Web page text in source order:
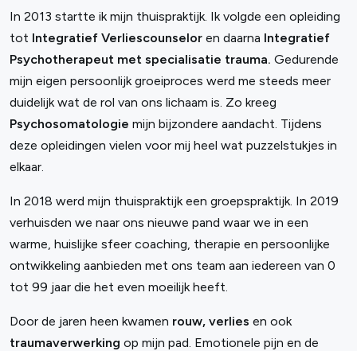
In 2013 startte ik mijn thuispraktijk. Ik volgde een opleiding
tot Integratief Verliescounselor en daarna Integratief
Psychotherapeut met specialisatie trauma. Gedurende
mijn eigen persoonlijk groeiproces werd me steeds meer
duidelijk wat de rol van ons lichaam is. Zo kreeg
Psychosomatologie mijn bijzondere aandacht. Tijdens
deze opleidingen vielen voor mij heel wat puzzelstukjes in
elkaar.
In 2018 werd mijn thuispraktijk een groepspraktijk. In 2019
verhuisden we naar ons nieuwe pand waar we in een
warme, huislijke sfeer coaching, therapie en persoonlijke
ontwikkeling aanbieden met ons team aan iedereen van 0
tot 99 jaar die het even moeilijk heeft.
Door de jaren heen kwamen rouw, verlies en ook
traumaverwerking op mijn pad. Emotionele pijn en de